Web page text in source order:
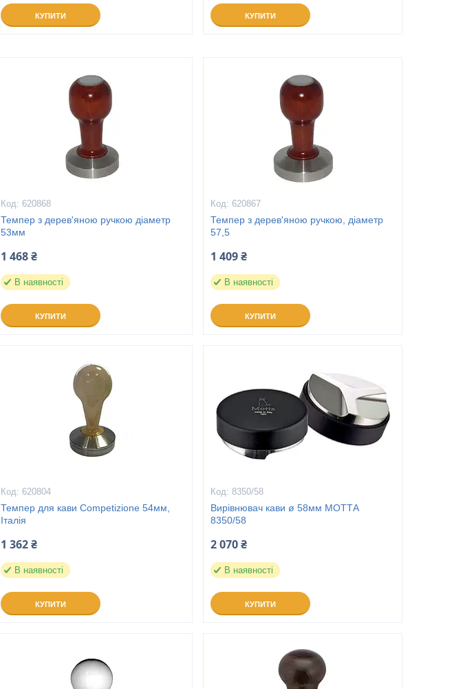
КУПИТИ КУПИТИ
620868
Темпер з дерев'яною ручкою діаметр
53мм
1 468 ₴
В наявності
КУПИТИ
620867
Темпер з дерев'яною ручкою, діаметр
57,5
1 409 ₴
В наявності
КУПИТИ
620804
Темпер для кави Competizione 54мм,
Італія
1 362 ₴
В наявності
КУПИТИ
8350/58
Вирівнювач кави ø 58мм МОТТА
8350/58
2 070 ₴
В наявності
КУПИТИ